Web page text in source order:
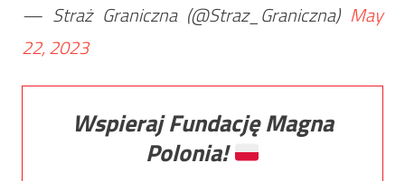
— Straż Graniczna (@Straz_Graniczna) May
22, 2023
Wspieraj Fundację Magna
Polonia!